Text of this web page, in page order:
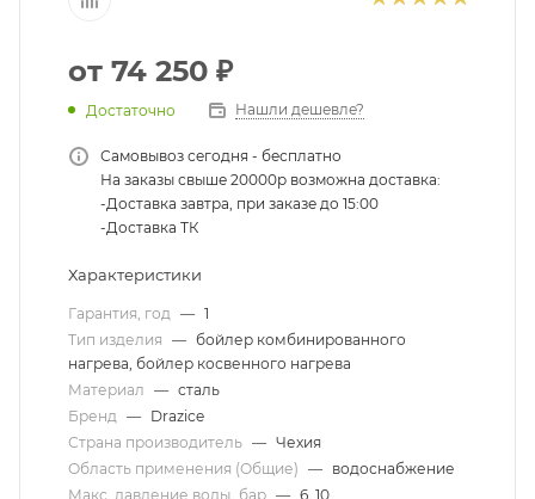
от 74 250 ₽
Достаточно Нашли дешевле?
Самовывоз сегодня - бесплатно
На заказы свыше 20000р возможна доставка:
-Доставка завтра, при заказе до 15:00
-Доставка ТК
Характеристики
Гарантия, год — 1
Тип изделия — бойлер комбинированного
нагрева, бойлер косвенного нагрева
Материал — сталь
Бренд — Drazice
Страна производитель — Чехия
Область применения (Общие) — водоснабжение
Макс. давление воды, бар — 6, 10